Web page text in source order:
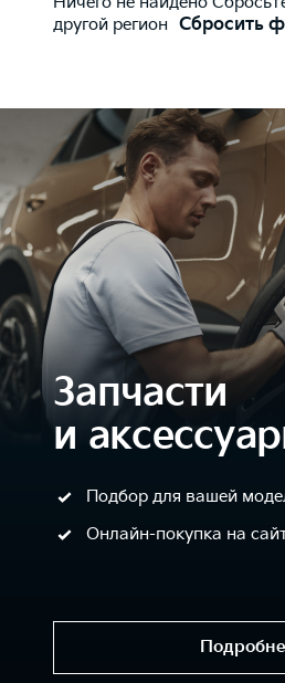
другой регион Сбросить
Запчасти
и
Подбор для вашей
Онлайн-покупка на